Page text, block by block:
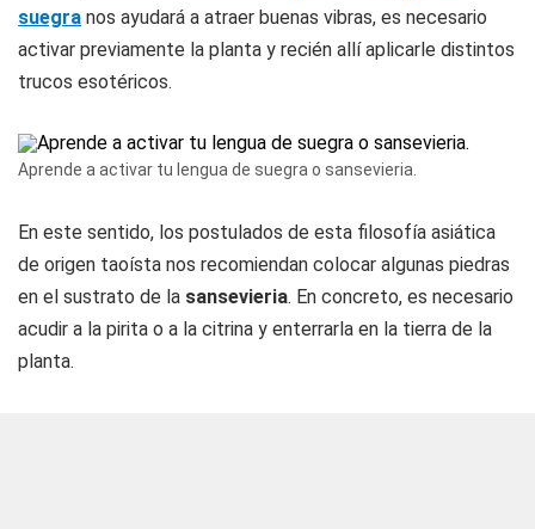
suegra nos ayudará a atraer buenas vibras, es necesario
activar previamente la planta y recién allí aplicarle distintos
trucos esotéricos.
Aprende a activar tu lengua de suegra o sansevieria.
En este sentido, los postulados de esta filosofía asiática
de origen taoísta nos recomiendan colocar algunas piedras
en el sustrato de la sansevieria. En concreto, es necesario
acudir a la pirita o a la citrina y enterrarla en la tierra de la
planta.